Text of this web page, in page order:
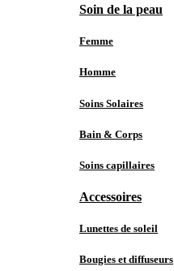
Soin de la peau
Femme
Homme
Soins Solaires
Bain & Corps
Soins capillaires
Accessoires
Lunettes de soleil
Bougies et diffuseurs